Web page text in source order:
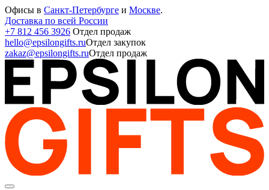
Офисы в Санкт-Петербурге и Москве.
Доставка по всей России
+7 812 456 3926 Отдел продаж
hello@epsilongifts.ruОтдел закупок
zakaz@epsilongifts.ruОтдел продаж